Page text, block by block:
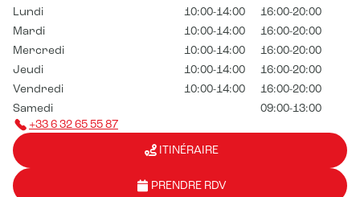
Lundi
10:00-14:00
16:00-20:00
Mardi
10:00-14:00
16:00-20:00
Mercredi
10:00-14:00
16:00-20:00
Jeudi
10:00-14:00
16:00-20:00
Vendredi
10:00-14:00
16:00-20:00
Samedi
09:00-13:00
+33 6 32 65 55 87
ITINÉRAIRE
PRENDRE RDV